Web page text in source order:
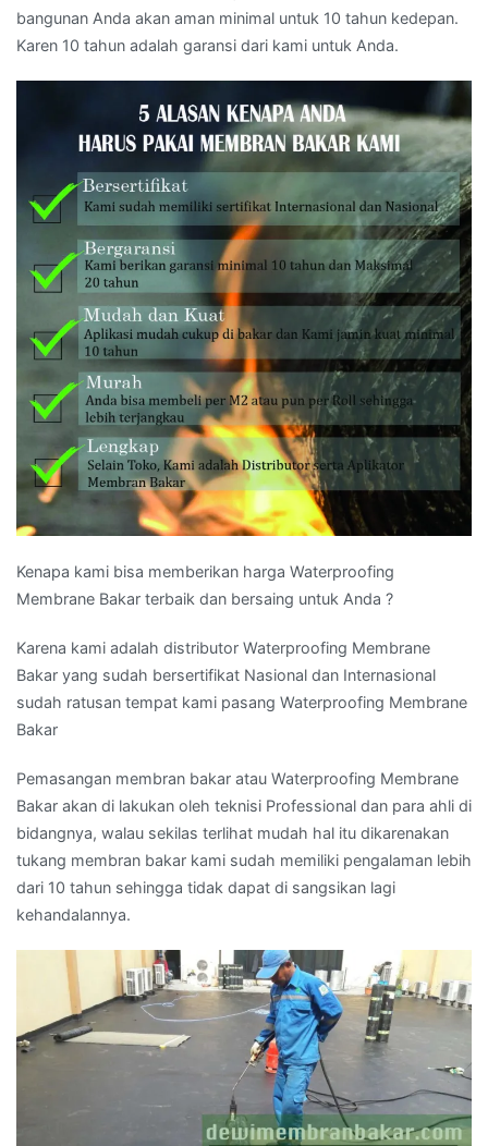
bangunan Anda akan aman minimal untuk 10 tahun kedepan.
Karen 10 tahun adalah garansi dari kami untuk Anda.
Kenapa kami bisa memberikan harga Waterproofing
Membrane Bakar terbaik dan bersaing untuk Anda ?
Karena kami adalah distributor Waterproofing Membrane
Bakar yang sudah bersertifikat Nasional dan Internasional
sudah ratusan tempat kami pasang Waterproofing Membrane
Bakar
Pemasangan membran bakar atau Waterproofing Membrane
Bakar akan di lakukan oleh teknisi Professional dan para ahli di
bidangnya, walau sekilas terlihat mudah hal itu dikarenakan
tukang membran bakar kami sudah memiliki pengalaman lebih
dari 10 tahun sehingga tidak dapat di sangsikan lagi
kehandalannya.